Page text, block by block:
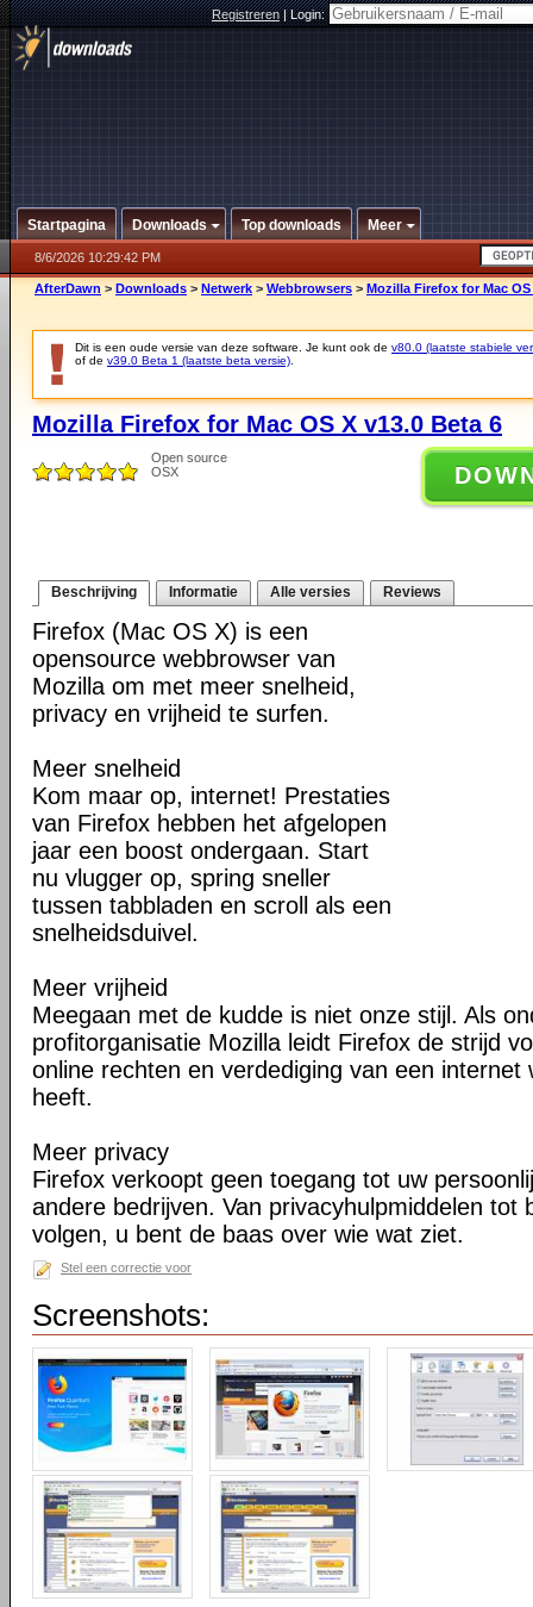
Registreren|Login:
Startpagina Downloads Top downloads Meer
8/6/2026 10:29:42 PM
AfterDawn > Downloads > Netwerk > Webbrowsers > Mozilla Firefox for Mac OS
Dit is een oude versie van deze software. Je kunt ook de v80.0 (laatste stabiele
of de v39.0 Beta 1 (laatste beta versie)
Mozilla Firefox for Mac OS X v13.0 Beta 6
Open source
OSX
Beschrijving Informatie Alle versies Reviews
Firefox (Mac OS X) is een
opensource webbrowser van
Mozilla om met meer snelheid,
privacy en vrijheid te surfen.
Meer snelheid
Kom maar op, internet! Prestaties
van Firefox hebben het afgelopen
jaar een boost ondergaan. Start
nu vlugger op, spring sneller
tussen tabbladen en scroll als een
snelheidsduivel.
Meer vrijheid
Meegaan met de kudde is niet onze stijl. Als
profitorganisatie Mozilla leidt Firefox de strijd
online rechten en verdediging van een internet
heeft.
Meer privacy
Firefox verkoopt geen toegang tot uw
andere bedrijven. Van privacyhulpmiddelen tot
volgen, u bent de baas over wie wat ziet.
Stel een correctie voor
Screenshots: